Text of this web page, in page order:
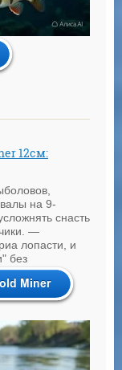
12см:
на 9-
снасть
—
лопасти, и
без